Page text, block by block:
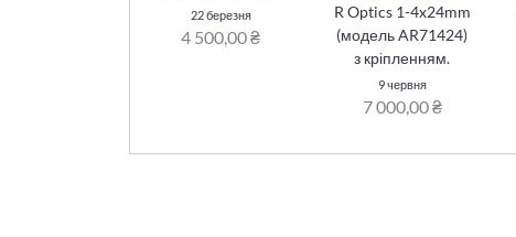
22 березня
4 500,00 ₴
R Optics 1-4x24mm
(модель AR71424)
з кріпленням.
9 червня
7 000,00 ₴